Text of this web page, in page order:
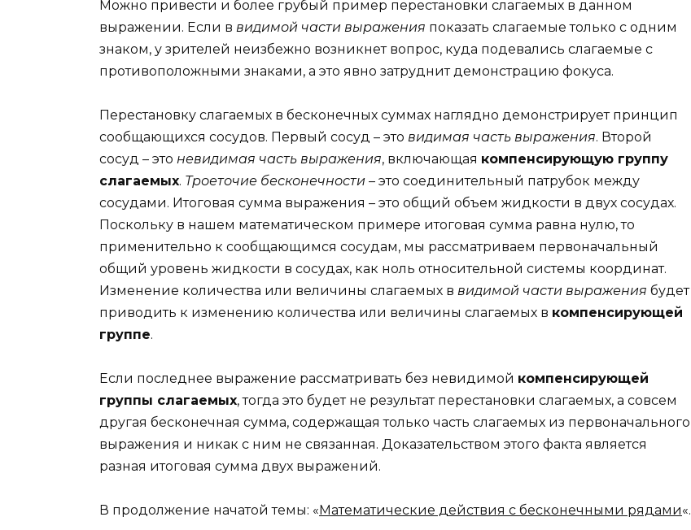
Можно привести и более грубый пример перестановки слагаемых в данном
выражении. Если в видимой части выражения показать слагаемые только с одним
знаком, у зрителей неизбежно возникнет вопрос, куда подевались слагаемые с
противоположными знаками, а это явно затруднит демонстрацию фокуса.
Перестановку слагаемых в бесконечных суммах наглядно демонстрирует принцип
сообщающихся сосудов. Первый сосуд – это видимая часть выражения. Второй
сосуд – это невидимая часть выражения, включающая компенсирующую группу
слагаемых. Троеточие бесконечности – это соединительный патрубок между
сосудами. Итоговая сумма выражения – это общий объем жидкости в двух сосудах.
Поскольку в нашем математическом примере итоговая сумма равна нулю, то
применительно к сообщающимся сосудам, мы рассматриваем первоначальный
общий уровень жидкости в сосудах, как ноль относительной системы координат.
Изменение количества или величины слагаемых в видимой части выражения будет
приводить к изменению количества или величины слагаемых в компенсирующей
группе.
Если последнее выражение рассматривать без невидимой компенсирующей
группы слагаемых, тогда это будет не результат перестановки слагаемых, а совсем
другая бесконечная сумма, содержащая только часть слагаемых из первоначального
выражения и никак с ним не связанная. Доказательством этого факта является
разная итоговая сумма двух выражений.
В продолжение начатой темы: «Математические действия с бесконечными рядами«.